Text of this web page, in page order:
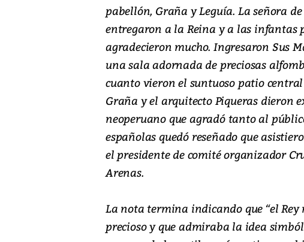
pabellón, Graña y Leguía. La señora
entregaron a la Reina y a las infantas
agradecieron mucho. Ingresaron Sus
una sala adornada de preciosas
cuanto vieron el suntuoso patio
Graña y el arquitecto Piqueras dieron
neoperuano que agradó tanto al
españolas quedó reseñado que
el presidente de comité organizador
Arenas.
La nota termina indicando que “el
precioso y que admiraba la idea